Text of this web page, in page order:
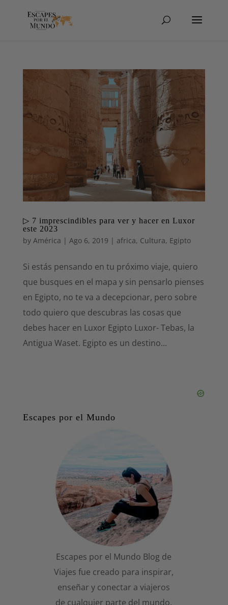
▷ 7 imprescindibles para ver y hacer en Luxor
este 2023
by América | Ago 6, 2019 | africa, Cultura, Egipto
Si estás pensando en tu próximo viaje, quiero
que busques en el mapa y sin pensarlo pienses
en Egipto, no te va a decepcionar, pero sobre
todo quiero que descubras las cosas que
debes hacer en Luxor Egipto Luxor- Tebas, la
Antigua Waset. Egipto es un destino...
Escapes por el Mundo
Escapes por el Mundo Blog de
Viajes fue creado para inspirar,
enseñar y conectar a viajeros
de cualquier parte del mundo.